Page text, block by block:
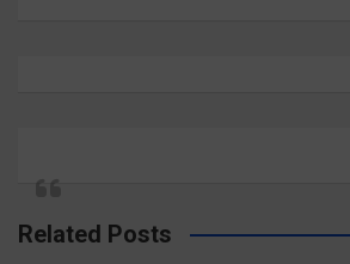
Related Posts